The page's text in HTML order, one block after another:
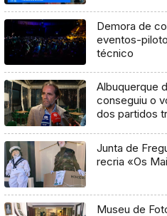
Demora de
eventos-
técnico
Albuquerque
conseguiu o
dos partidos
Junta de
recria «Os
Museu de